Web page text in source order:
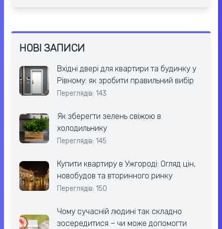
НОВІ ЗАПИСИ
Вхідні двері для квартири та будинку у
Рівному: як зробити правильний вибір
Переглядів: 143
Як зберегти зелень свіжою в
холодильнику
Переглядів: 145
Купити квартиру в Ужгороді: Огляд цін,
новобудов та вторинного ринку
Переглядів: 150
Чому сучасній людині так складно
зосередитися – чи може допомогти